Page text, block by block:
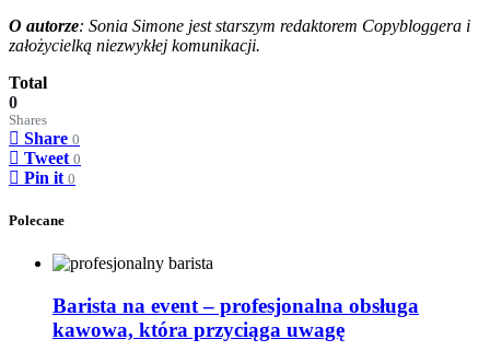
O autorze: Sonia Simone jest starszym redaktorem Copybloggera i
założycielką niezwykłej komunikacji.
Total
0
Shares
Share 0
Tweet 0
Pin it 0
Polecane
Barista na event – profesjonalna obsługa
kawowa, która przyciąga uwagę